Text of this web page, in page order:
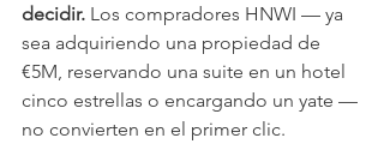
decidir. Los compradores HNWI — ya
sea adquiriendo una propiedad de
€5M, reservando una suite en un hotel
cinco estrellas o encargando un yate —
no convierten en el primer clic.